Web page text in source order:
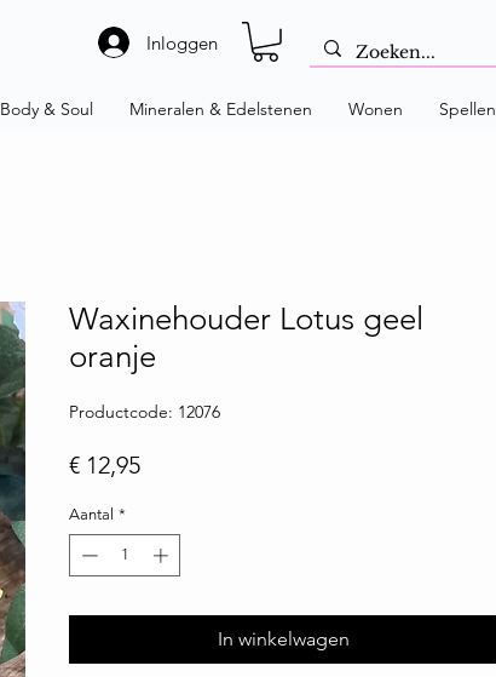
Inloggen
Body & Soul Mineralen & Edelstenen Wonen Spellen
Waxinehouder Lotus geel
oranje
Productcode: 12076
€ 12,95Prijs
Aantal *
In winkelwagen